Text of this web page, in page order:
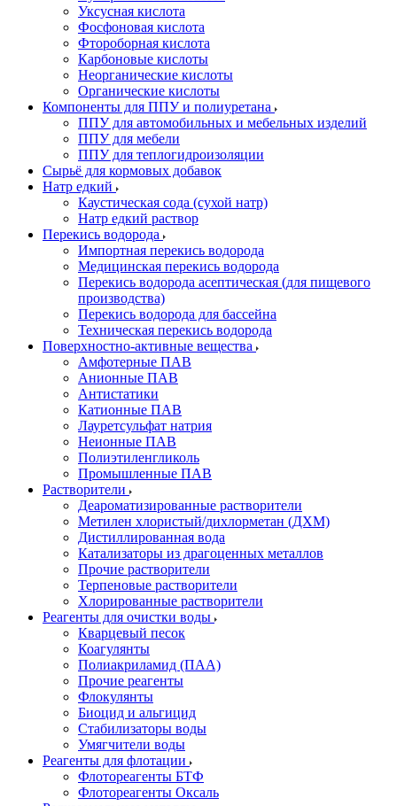
Уксусная кислота
Фосфоновая кислота
Фтороборная кислота
Карбоновые кислоты
Неорганические кислоты
Органические кислоты
Компоненты для ППУ и полиуретана
ППУ для автомобильных и мебельных изделий
ППУ для мебели
ППУ для теплогидроизоляции
Сырьё для кормовых добавок
Натр едкий
Каустическая сода (сухой натр)
Натр едкий раствор
Перекись водорода
Импортная перекись водорода
Медицинская перекись водорода
Перекись водорода асептическая (для пищевого
производства)
Перекись водорода для бассейна
Техническая перекись водорода
Поверхностно-активные вещества
Амфотерные ПАВ
Анионные ПАВ
Антистатики
Катионные ПАВ
Лауретсульфат натрия
Неионные ПАВ
Полиэтиленгликоль
Промышленные ПАВ
Растворители
Деароматизированные растворители
Метилен хлористый/дихлорметан (ДХМ)
Дистиллированная вода
Катализаторы из драгоценных металлов
Прочие растворители
Терпеновые растворители
Хлорированные растворители
Реагенты для очистки воды
Кварцевый песок
Коагулянты
Полиакриламид (ПАА)
Прочие реагенты
Флокулянты
Биоцид и альгицид
Стабилизаторы воды
Умягчители воды
Реагенты для флотации
Флотореагенты БТФ
Флотореагенты Оксаль